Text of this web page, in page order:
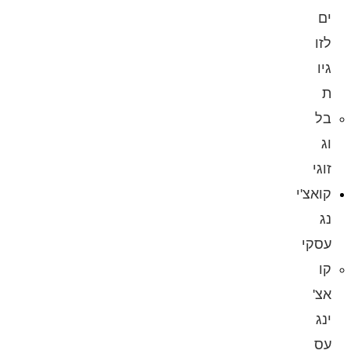
ים
לזו
גיו
ת
בל
וג
זוגי
קואצ'י
נג
עסקי
קו
אצ'
ינג
עס